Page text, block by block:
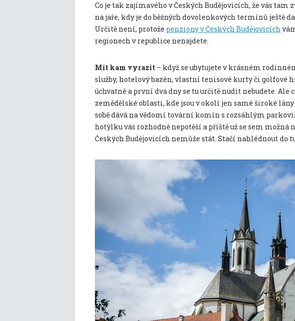
Co je tak zajímavého v Českých Budějovicích, že vás tam
na jaře, kdy je do běžných dovolenkových termínů ještě
Určitě není, protože penziony v Českých Budějovicích
regionech v republice nenajdete.
Mít kam vyrazit – když se ubytujete v krásném
služby, hotelový bazén, vlastní tenisové kurty či golfové
úchvatné a první dva dny se tu určitě nudit nebudete. Ale
zemědělské oblasti, kde jsou v okolí jen samé široké
sobě dává na vědomí tovární komín s rozsáhlým
hotýlku vás rozhodně nepotěší a příště už se sem možná
Českých Budějovicích nemůže stát. Stačí nahlédnout do